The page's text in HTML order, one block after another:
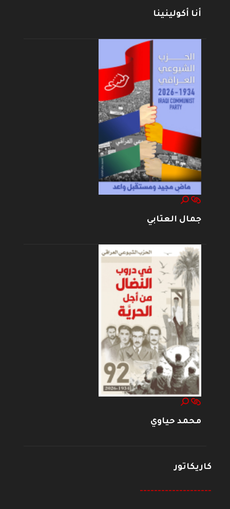
أنا أكولينينا
جمال العتابي
محمد حياوي
كاريكاتور
--------------------